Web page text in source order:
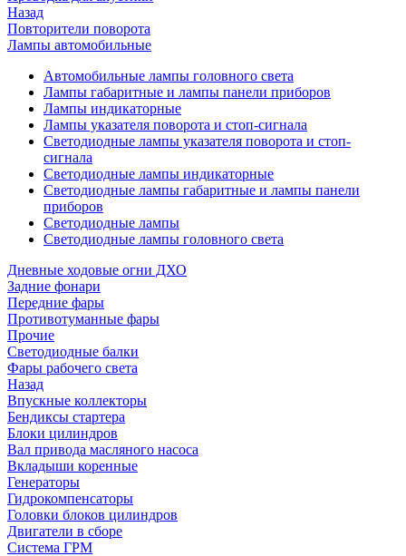
Назад
Повторители поворота
Лампы автомобильные
Автомобильные лампы головного света
Лампы габаритные и лампы панели приборов
Лампы индикаторные
Лампы указателя поворота и стоп-сигнала
Светодиодные лампы указателя поворота и стоп-
сигнала
Светодиодные лампы индикаторные
Светодиодные лампы габаритные и лампы панели
приборов
Светодиодные лампы
Светодиодные лампы головного света
Дневные ходовые огни ДХО
Задние фонари
Передние фары
Противотуманные фары
Прочие
Светодиодные балки
Фары рабочего света
Назад
Впускные коллекторы
Бендиксы стартера
Блоки цилиндров
Вал привода масляного насоса
Вкладыши коренные
Генераторы
Гидрокомпенсаторы
Головки блоков цилиндров
Двигатели в сборе
Система ГРМ